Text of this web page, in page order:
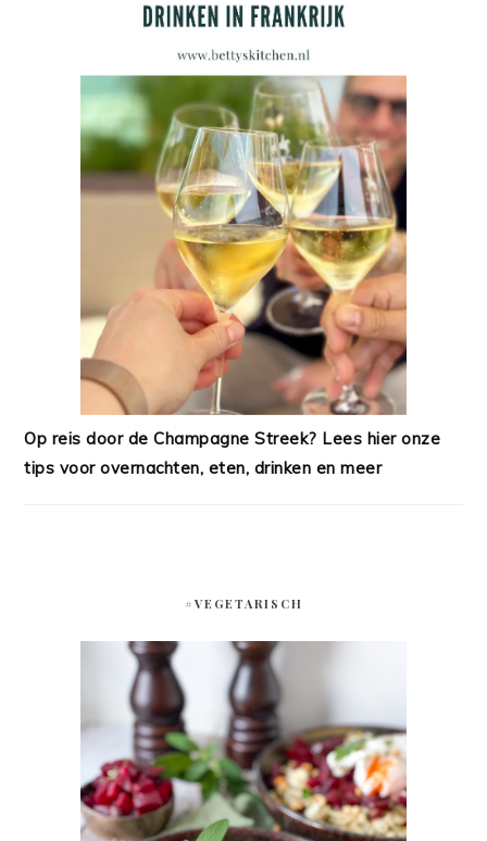
Op reis door de Champagne Streek? Lees hier onze
tips voor overnachten, eten, drinken en meer
#VEGETARISCH